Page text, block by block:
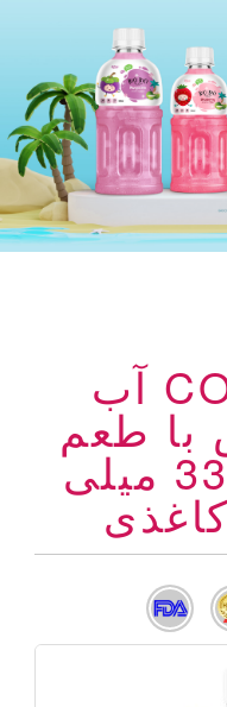
COCO 100% آب
با طعم
زغال اخته 330 میلی